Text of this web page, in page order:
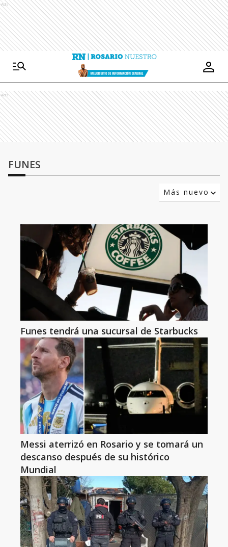
Ads
Ads
FUNES
Más nuevo
Funes tendrá una sucursal de Starbucks
Messi aterrizó en Rosario y se tomará un
descanso después de su histórico
Mundial